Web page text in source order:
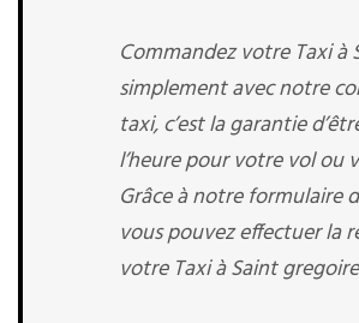
Commandez votre Taxi à
simplement avec notre
taxi, c’est la garantie
l’heure pour votre vol ou
Grâce à notre formulaire
vous pouvez effectuer la
votre Taxi à Saint